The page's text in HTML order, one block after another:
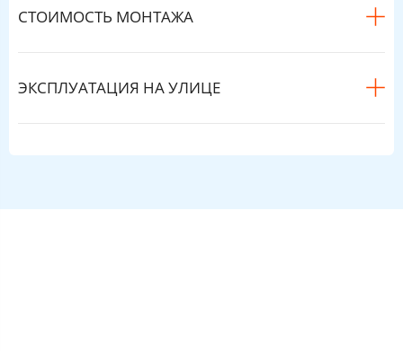
СТОИМОСТЬ МОНТАЖА
ЭКСПЛУАТАЦИЯ НА УЛИЦЕ